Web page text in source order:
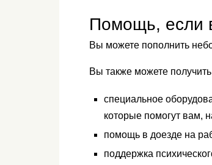
Помощь, если
Вы можете пополнить
Вы также можете получить
специальное
которые помогут вам,
помощь в доезде на
поддержка